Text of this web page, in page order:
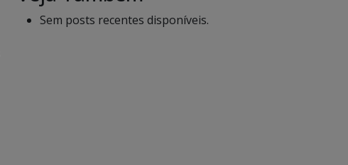
Sem posts recentes disponíveis.